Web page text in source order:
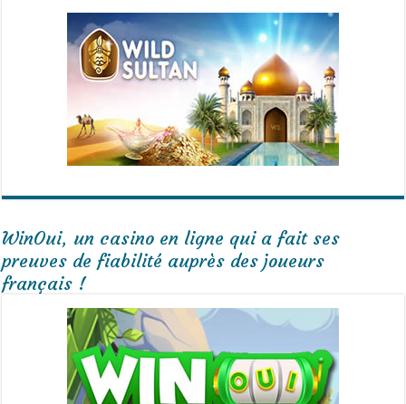
WinOui, un casino en ligne qui a fait ses
preuves de fiabilité auprès des joueurs
français !